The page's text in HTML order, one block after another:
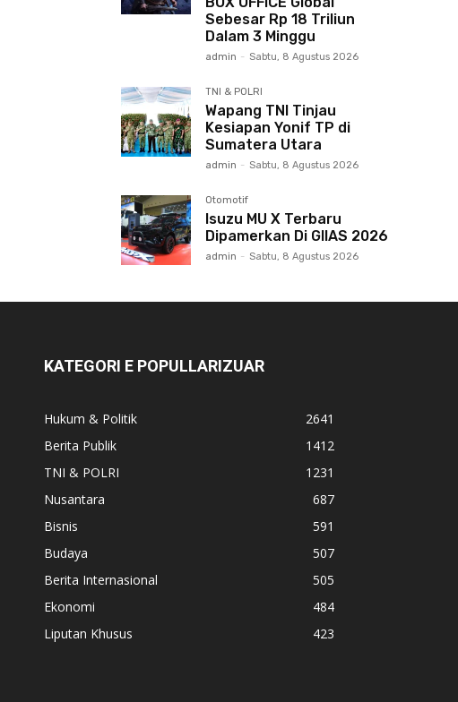
Sebesar Rp 18 Triliun
Dalam 3 Minggu
admin - Sabtu, 8 Agustus 2026
TNI & POLRI
Wapang TNI Tinjau
Kesiapan Yonif TP di
Sumatera Utara
admin - Sabtu, 8 Agustus 2026
Otomotif
Isuzu MU X Terbaru
Dipamerkan Di GIIAS 2026
admin - Sabtu, 8 Agustus 2026
KATEGORI E POPULLARIZUAR
Hukum & Politik
2641
Berita Publik
1412
TNI & POLRI
1231
Nusantara
687
Bisnis
591
Budaya
507
Berita Internasional
505
Ekonomi
484
Liputan Khusus
423